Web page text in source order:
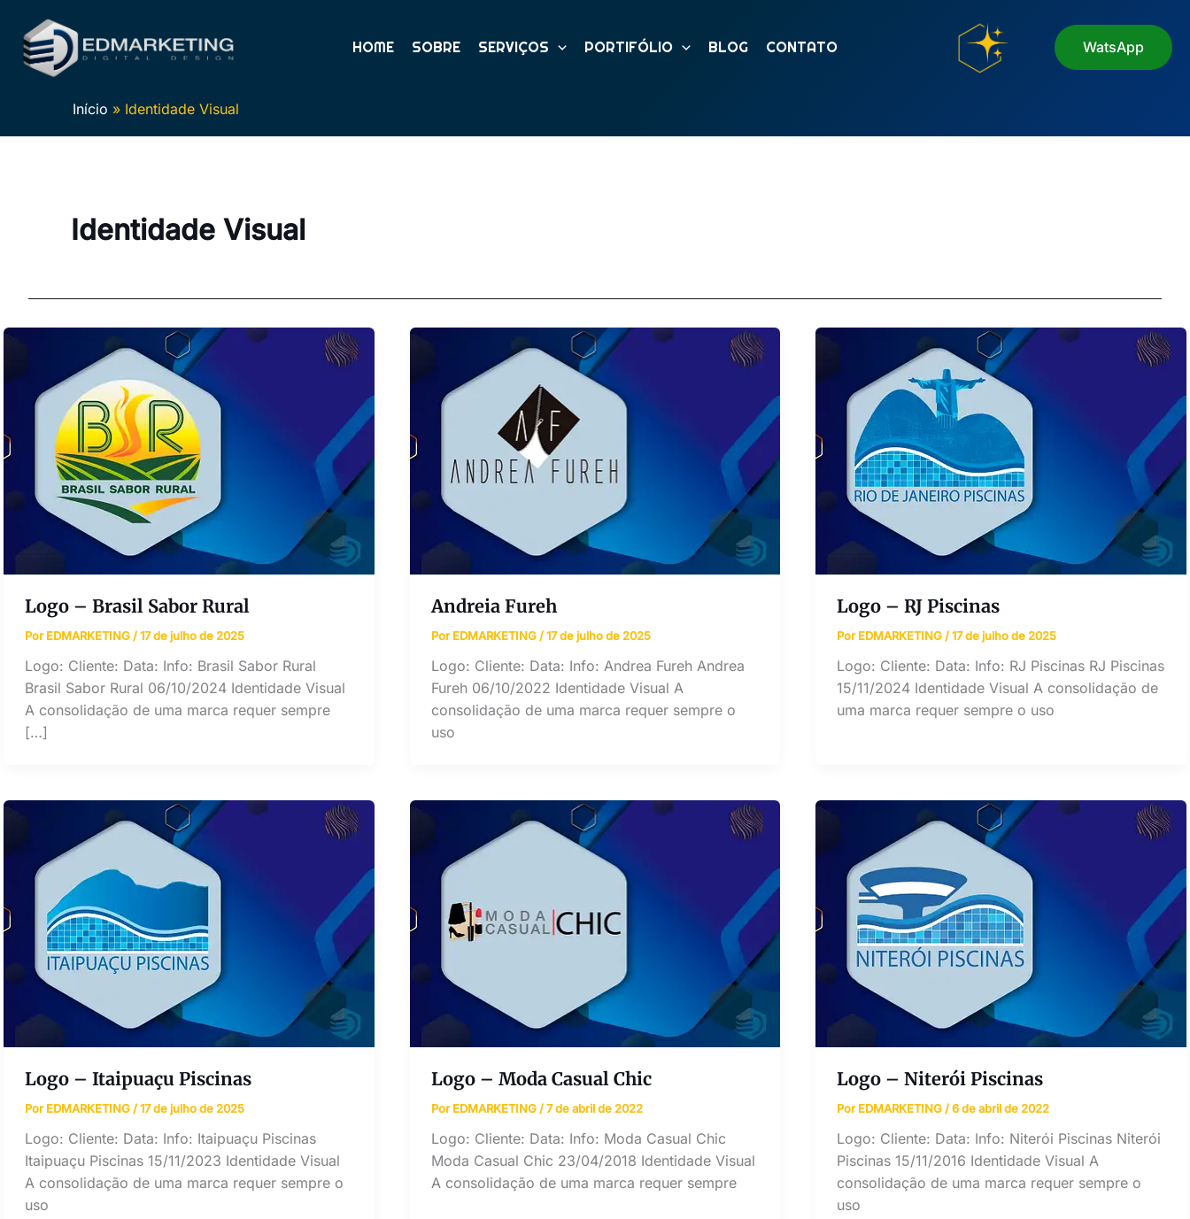
para
conteúdo
HOME SOBRE SERVIÇOS PORTIFÓLIO BLOG CONTATO WatsApp
Início Identidade Visual
Identidade Visual
Logo – Brasil Sabor Rural
PorEDMARKETING /17 de julho de 2025
Logo: Cliente: Data: Info: Brasil Sabor Rural
Brasil Sabor Rural 06/10/2024 Identidade Visual
A consolidação de uma marca requer sempre
[…]
Andreia Fureh
PorEDMARKETING /17 de julho de 2025
Logo: Cliente: Data: Info: Andrea Fureh Andrea
Fureh 06/10/2022 Identidade Visual A
consolidação de uma marca requer sempre o
uso
Logo – RJ Piscinas
PorEDMARKETING /17 de julho de 2025
Logo: Cliente: Data: Info: RJ Piscinas RJ Piscinas
15/11/2024 Identidade Visual A consolidação de
uma marca requer sempre o uso
Logo – Itaipuaçu Piscinas
PorEDMARKETING /17 de julho de 2025
Logo: Cliente: Data: Info: Itaipuaçu Piscinas
Itaipuaçu Piscinas 15/11/2023 Identidade Visual
A consolidação de uma marca requer sempre o
uso
Logo – Moda Casual Chic
PorEDMARKETING /7 de abril de 2022
Logo: Cliente: Data: Info: Moda Casual Chic
Moda Casual Chic 23/04/2018 Identidade Visual
A consolidação de uma marca requer sempre
Logo – Niterói Piscinas
PorEDMARKETING /6 de abril de 2022
Logo: Cliente: Data: Info: Niterói Piscinas Niterói
Piscinas 15/11/2016 Identidade Visual A
consolidação de uma marca requer sempre o
uso